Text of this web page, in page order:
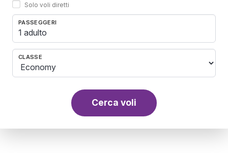
Solo voli diretti
PASSEGGERI
1 adulto
CLASSE
Cerca voli